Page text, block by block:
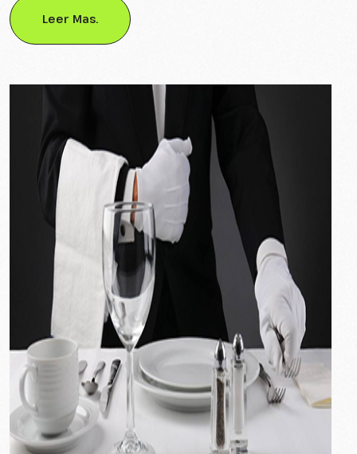
Leer Mas.